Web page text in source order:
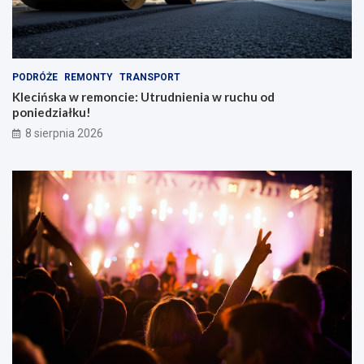
k
e
m
PODRÓŻE REMONTY TRANSPORT
Klecińska w remoncie: Utrudnienia w ruchu od
poniedziałku!
8 sierpnia 2026